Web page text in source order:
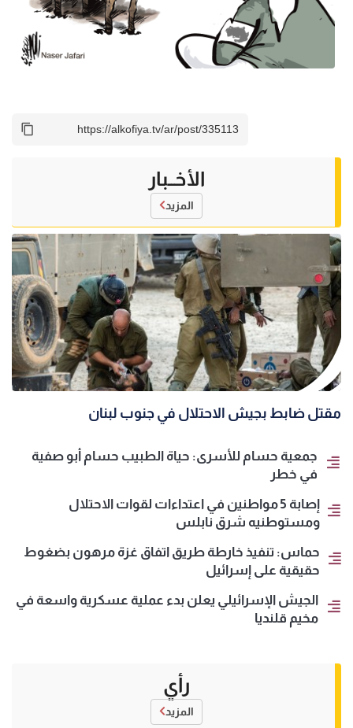
الأخــبار
المزيد
مقتل ضابط بجيش الاحتلال في جنوب لبنان
جمعية حسام للأسرى: حياة الطبيب حسام أبو صفية
في خطر
إصابة 5 مواطنين في اعتداءات لقوات الاحتلال
ومستوطنيه شرق نابلس
حماس: تنفيذ خارطة طريق اتفاق غزة مرهون بضغوط
حقيقية على إسرائيل
الجيش الإسرائيلي يعلن بدء عملية عسكرية واسعة في
مخيم قلنديا
رأي
المزيد